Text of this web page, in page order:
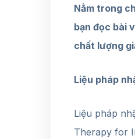
Nằm trong
bạn đọc bài
chất lượng
Liệu pháp
Liệu pháp
Therapy for